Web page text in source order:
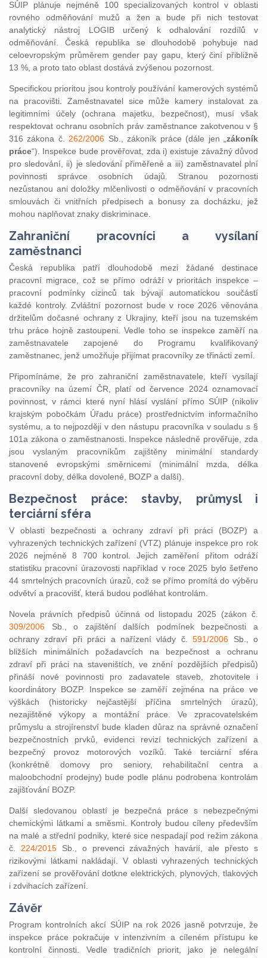
SÚIP plánuje nejméně 100 specializovaných kontrol v oblasti
rovného odměňování mužů a žen a bude při nich testovat
analytický nástroj LOGIB určený k odhalování rozdílů v
odměňování. Česká republika se dlouhodobě pohybuje nad
celoevropským průměrem gender pay gapu, který činí přibližně
13 %, a proto tato oblast dostává zvýšenou pozornost.
Specifickou prioritou jsou kontroly používání kamerových systémů
na pracovišti. Zaměstnavatel sice může kamery instalovat za
legitimními účely (ochrana majetku, bezpečnost), musí však
respektovat ochranu osobních práv zaměstnance zakotvenou v §
316 zákona č. 262/2006 Sb., zákoník práce (dále jen „zákoník
práce“). Inspekce bude prověřovat, zda i) existuje závažný důvod
pro sledování, ii) je sledování přiměřené a iii) zaměstnavatel plní
povinnosti správce osobních údajů. Stranou pozornosti
nezůstanou ani doložky mlčenlivosti o odměňování v pracovních
smlouvách či vnitřních předpisech a bonusy za docházku, jež
mohou naplňovat znaky diskriminace.
Zahraniční pracovníci a vysílaní
zaměstnanci
Česká republika patří dlouhodobě mezi žádané destinace
pracovní migrace, což se přímo odráží v prioritách inspekce –
pracovní podmínky cizinců tak bývají automatickou součástí
každé kontroly. Zvláštní pozornost bude v roce 2026 věnována
držitelům dočasné ochrany z Ukrajiny, kteří jsou na tuzemském
trhu práce hojně zastoupeni. Vedle toho se inspekce zaměří na
zaměstnavatele zapojené do Programu kvalifikovaný
zaměstnanec, jenž umožňuje přijímat pracovníky ze třinácti zemí.
Připomínáme, že pro zahraniční zaměstnavatele, kteří vysílají
pracovníky na území ČR, platí od července 2024 oznamovací
povinnost, v rámci které nyní hlásí vyslání přímo SÚIP (nikoliv
krajským pobočkám Úřadu práce) prostřednictvím informačního
systému, a to nejpozději v den nástupu pracovníka v souladu s §
101a zákona o zaměstnanosti. Inspekce následně prověřuje, zda
jsou vyslaným pracovníkům zajištěny minimální standardy
stanovené evropskými směrnicemi (minimální mzda, délka
pracovní doby, délka dovolené, BOZP a další).
Bezpečnost práce: stavby, průmysl i
terciární sféra
V oblasti bezpečnosti a ochrany zdraví při práci (BOZP) a
vyhrazených technických zařízení (VTZ) plánuje inspekce pro rok
2026 nejméně 8 700 kontrol. Jejich zaměření přitom odráží
statistiku pracovní úrazovosti například v roce 2025 bylo šetřeno
44 smrtelných pracovních úrazů, což se přímo promítá do výběru
odvětví a pracovišť, která budou podléhat kontrolám.
Novela právních předpisů účinná od listopadu 2025 (zákon č.
309/2006 Sb., o zajištění dalších podmínek bezpečnosti a
ochrany zdraví při práci a nařízení vlády č.591/2006 Sb., o
bližších minimálních požadavcích na bezpečnost a ochranu
zdraví při práci na staveništích, ve znění pozdějších předpisů)
přináší nové povinnosti pro zadavatele staveb, zhotovitele i
koordinátory BOZP. Inspekce se zaměří zejména na práce ve
výškách (historicky nejčastější příčina smrtelných úrazů),
nezajištěné výkopy a montážní práce. Ve zpracovatelském
průmyslu a strojírenství bude kladen důraz na správné označení
bezpečnostních prvků, evidenci revizí technických zařízení a
bezpečný provoz motorových vozíků. Také terciární sféra
(konkrétně domovy pro seniory, rehabilitační centra a
maloobchodní prodejny) bude podle plánu podrobena kontrolám
zajišťování BOZP.
Další sledovanou oblastí je bezpečná práce s nebezpečnými
chemickými látkami a směsmi. Kontroly budou cíleny především
na malé a střední podniky, které sice nespadají pod režim zákona
č. 224/2015Sb., o prevenci závažných havárií, ale přesto s
rizikovými látkami nakládají. V oblasti vyhrazených technických
zařízení se prověřování dotkne elektrických, plynových, tlakových
i zdvihacích zařízení.
Závěr
Program kontrolních akcí SÚIP na rok 2026 jasně potvrzuje, že
inspekce práce pokračuje v intenzivním a cíleném přístupu ke
kontrolní činnosti. Vedle tradičních priorit, jako je nelegální